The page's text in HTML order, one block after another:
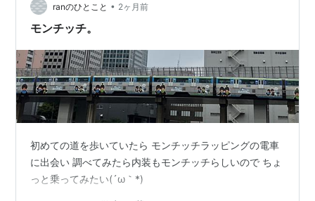
９カットを思い出して😆 安いし１５分ぐらいでカットし
てくれるので腰の悪い私は楽です。 以前は母が利用して
ranのひとこと • 2ヶ月前
モンチッチ。
初めての道を歩いていたら モンチッチラッピングの電車
に出会い 調べてみたら内装もモンチッチらしいので ちょ
っと乗ってみたい(´ω｀*)